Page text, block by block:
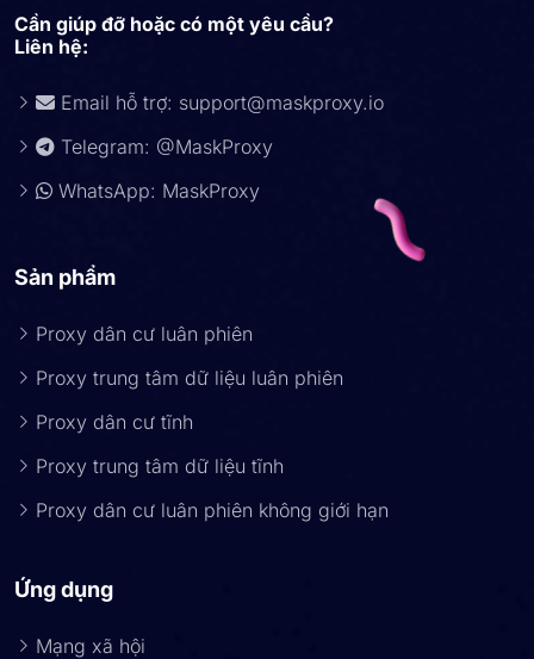
Cần giúp đỡ hoặc có một yêu cầu?
Liên hệ:
Email hỗ trợ: support@maskproxy.io
Telegram: @MaskProxy
WhatsApp: MaskProxy
Sản phẩm
Proxy dân cư luân phiên
Proxy trung tâm dữ liệu luân phiên
Proxy dân cư tĩnh
Proxy trung tâm dữ liệu tĩnh
Proxy dân cư luân phiên không giới hạn
Ứng dụng
Mạng xã hội